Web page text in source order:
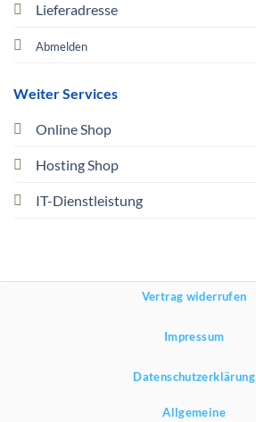
Lieferadresse
Abmelden
Weiter Services
Online Shop
Hosting Shop
IT-Dienstleistung
Vertrag widerrufen
Impressum
Datenschutzerklärung
Allgemeine